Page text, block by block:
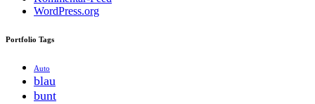
WordPress.org
Portfolio Tags
Auto
blau
bunt